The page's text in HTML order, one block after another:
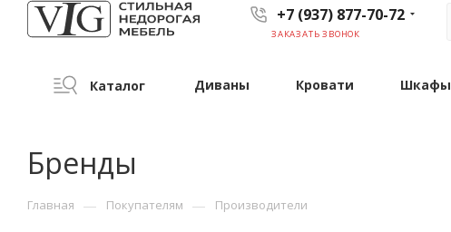
+7 (937) 877-70-72
ЗАКАЗАТЬ ЗВОНОК
Каталог Диваны Кровати Шкафы
Бренды
Главная — Покупателям — Производители